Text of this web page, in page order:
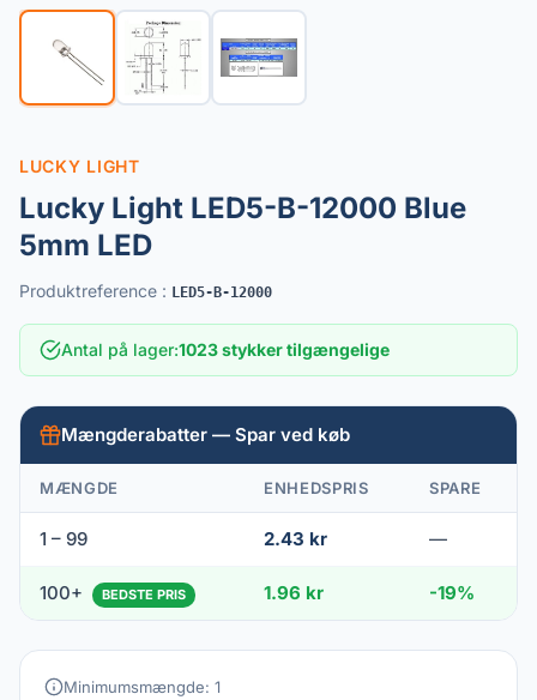
LUCKY LIGHT
Lucky Light LED5-B-12000 Blue
5mm LED
Produktreference : LED5-B-12000
Antal på lager:1023 stykker tilgængelige
Mængderabatter — Spar ved køb
MÆNGDE ENHEDSPRIS SPARE
1 – 99 2.43 kr —
100+ BEDSTE PRIS 1.96 kr -19%
Minimumsmængde: 1